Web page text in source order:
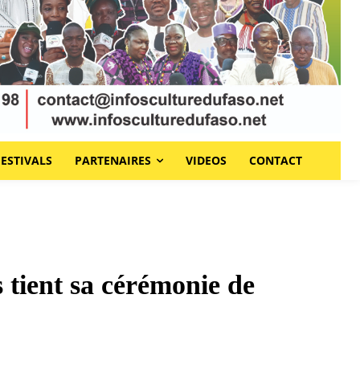
PARTENAIRES VIDEOS CONTACT
sa cérémonie de